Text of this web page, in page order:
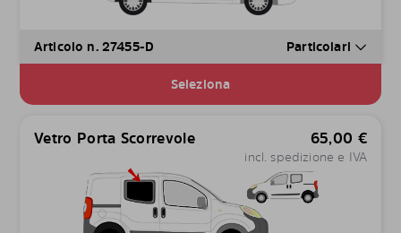
Articolo n. 27455-D Particolari
Seleziona
Vetro Porta Scorrevole 65,00 €
incl. spedizione e IVA